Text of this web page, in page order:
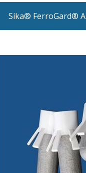
Sika® FerroGard®